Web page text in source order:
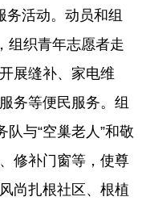
务活动。动员和组
组织青年志愿者走
展缝补、家电维
务等便民服务。组
队与“空巢老人”和敬
修补门窗等，使尊
尚扎根社区、根植